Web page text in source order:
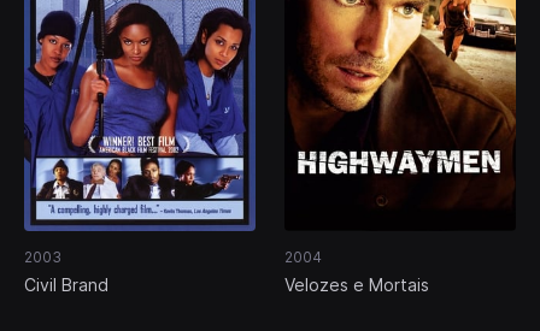
2003
Civil Brand
2004
Velozes e Mortais